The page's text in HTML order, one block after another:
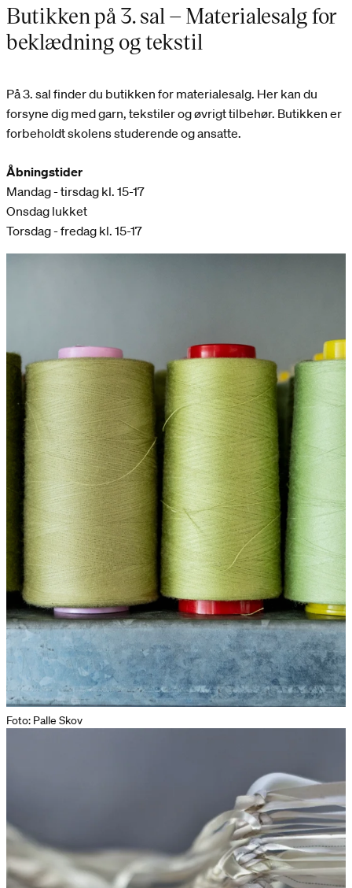
Butikken på 3. sal – Materialesalg for
beklædning og tekstil
På 3. sal finder du butikken for materialesalg. Her kan du
forsyne dig med garn, tekstiler og øvrigt tilbehør. Butikken er
forbeholdt skolens studerende og ansatte.
Åbningstider
Mandag - tirsdag kl. 15-17
Onsdag lukket
Torsdag - fredag kl. 15-17
Foto: Palle Skov